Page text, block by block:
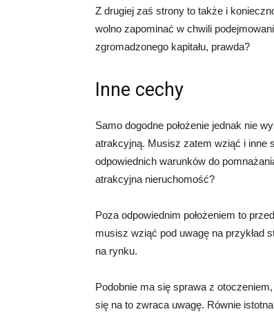
Z drugiej zaś strony to także i
wolno zapominać w chwili
zgromadzonego kapitału, prawda?
Inne cechy
Samo dogodne położenie jednak nie
atrakcyjną. Musisz zatem wziąć i inne
odpowiednich warunków do
atrakcyjna nieruchomość?
Poza odpowiednim położeniem to
musisz wziąć pod uwagę na przykład
na rynku.
Podobnie ma się sprawa z
się na to zwraca uwagę. Równie